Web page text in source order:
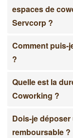
espaces de
Servcorp ?
Comment puis-
?
Quelle est la
Coworking ?
Dois-je
remboursable ?